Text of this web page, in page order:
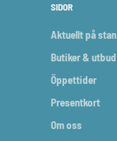
SIDOR
Aktuellt på stan
Butiker & utbud
Öppettider
Presentkort
Om oss